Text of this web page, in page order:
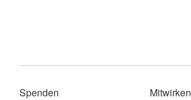
Spenden Mitwirken